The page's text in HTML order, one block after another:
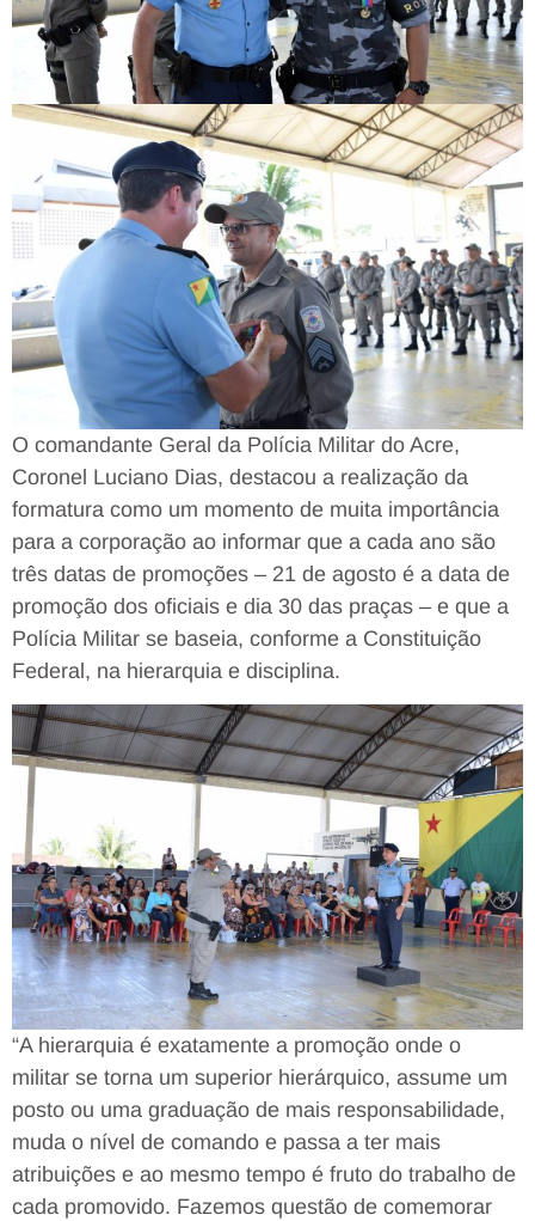
O comandante Geral da Polícia Militar do Acre,
Coronel Luciano Dias, destacou a realização da
formatura como um momento de muita importância
para a corporação ao informar que a cada ano são
três datas de promoções – 21 de agosto é a data de
promoção dos oficiais e dia 30 das praças – e que a
Polícia Militar se baseia, conforme a Constituição
Federal, na hierarquia e disciplina.
“A hierarquia é exatamente a promoção onde o
militar se torna um superior hierárquico, assume um
posto ou uma graduação de mais responsabilidade,
muda o nível de comando e passa a ter mais
atribuições e ao mesmo tempo é fruto do trabalho de
cada promovido. Fazemos questão de comemorar